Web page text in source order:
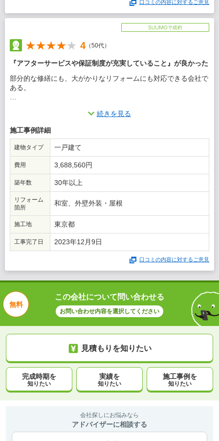
口コミの内容に対するご意見
4 （50代）
『アフターサービスや保証制度が充実していること』が良かった
部分的な修繕にも、大がかりなリフォームにも対応できる会社で
ある。
さが決め手となった。
続きを見る
施工事例詳細
建物タイプ 一戸建て
費用 3,688,560円
築年数 30年以上
リフォーム
箇所
和室、外壁外装・屋根
施工地 東京都
工事完了日 2023年12月9日
口コミの内容に対するご意見
無料
この会社について問い合わせる
お問い合わせ内容を選択してください
見積もりを知りたい
完成時期を
知りたい
実績を
知りたい
施工事例を
知りたい
会社探しにお悩みなら
アドバイザーに相談する